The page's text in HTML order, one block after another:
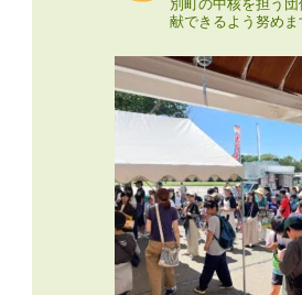
献できるよう努めま